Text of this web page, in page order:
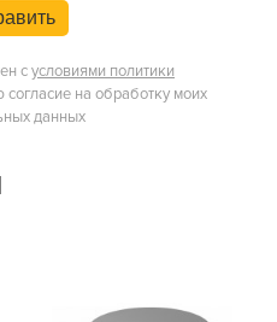
сусловиями политики
согласие на обработку моих
данных